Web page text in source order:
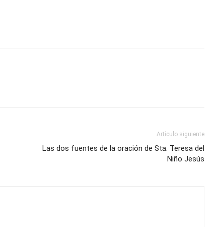
Artículo siguiente
Las dos fuentes de la oración de Sta. Teresa del
Niño Jesús